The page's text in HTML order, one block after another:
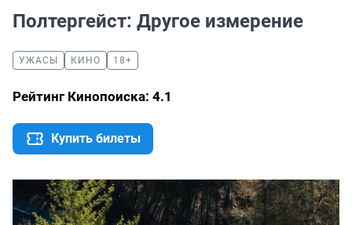
Полтергейст: Другое измерение
УЖАСЫ КИНО 18+
Рейтинг Кинопоиска: 4.1
Купить билеты